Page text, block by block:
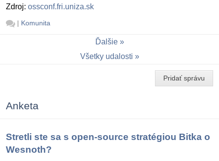
Zdroj: ossconf.fri.uniza.sk
| Komunita
Ďalšie
Všetky udalosti
Pridať správu
Anketa
Stretli ste sa s open-source stratégiou Bitka o
Wesnoth?